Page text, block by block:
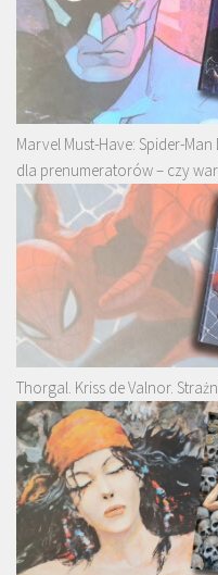
Marvel Must-Have: Spider-
dla prenumeratorów – czy
Thorgal. Kriss de Valnor.